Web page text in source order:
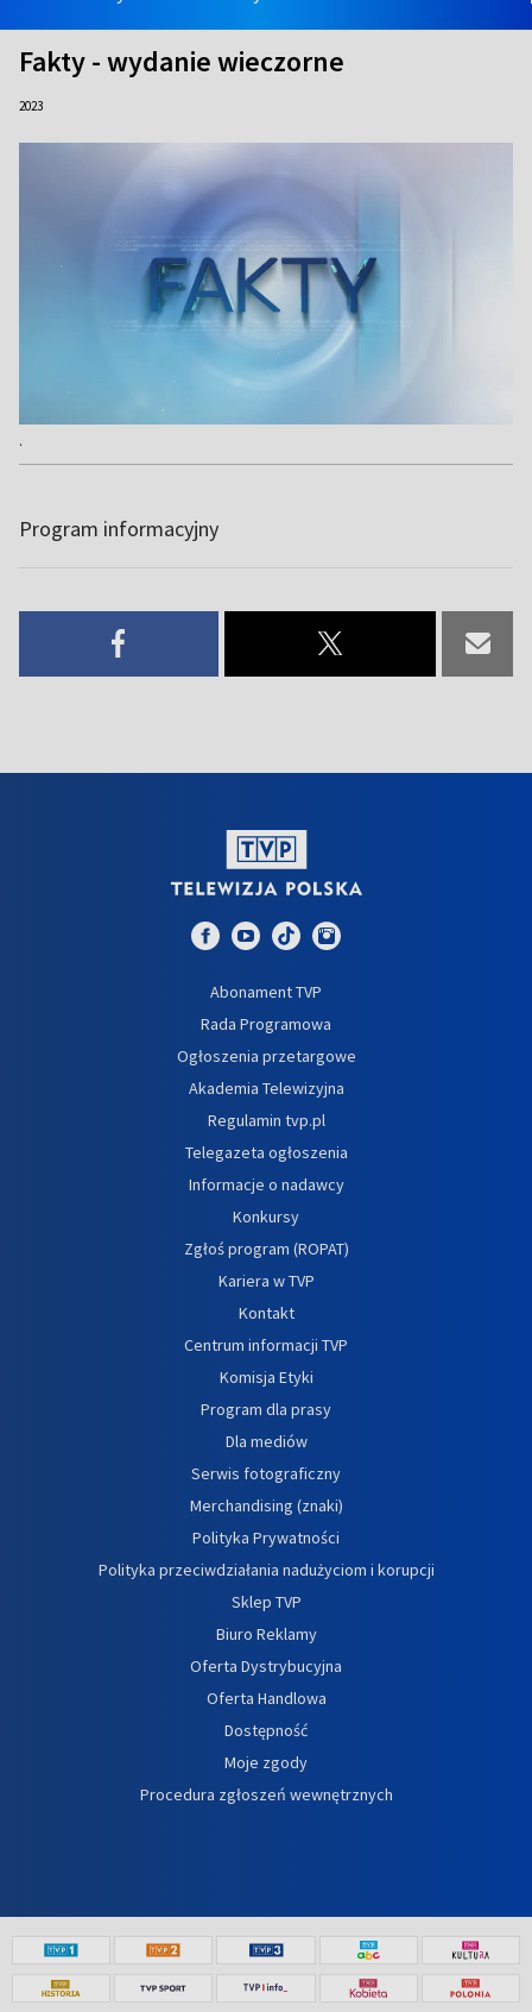
Fakty - wydanie wieczorne
2023
.
Program informacyjny
Abonament TVP
Rada Programowa
Ogłoszenia przetargowe
Akademia Telewizyjna
Regulamin tvp.pl
Telegazeta ogłoszenia
Informacje o nadawcy
Konkursy
Zgłoś program (ROPAT)
Kariera w TVP
Kontakt
Centrum informacji TVP
Komisja Etyki
Program dla prasy
Dla mediów
Serwis fotograficzny
Merchandising (znaki)
Polityka Prywatności
Polityka przeciwdziałania nadużyciom i korupcji
Sklep TVP
Biuro Reklamy
Oferta Dystrybucyjna
Oferta Handlowa
Dostępność
Moje zgody
Procedura zgłoszeń wewnętrznych